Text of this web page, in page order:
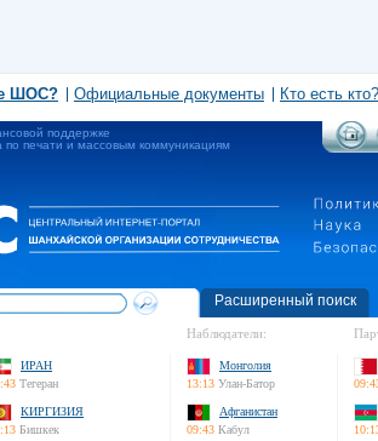
ШОС? Официальные документы Кто есть кто?
поддержке
по печати и массовым коммуникациям
Расширенный поиск
ИРАН
Тегеран
КИРГИЗИЯ
Бишкек
Наблюдатели:
Монголия
13:13 Улан-Батор
Афганистан
09:43 Кабул